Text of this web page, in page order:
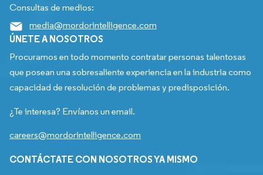
Consultas de medios:
media@mordorintelligence.com
ÚNETE A NOSOTROS
Procuramos en todo momento contratar personas talentosas
que posean una sobresaliente experiencia en la industria como
capacidad de resolución de problemas y predisposición.
¿Te interesa? Envíanos un email.
careers@mordorintelligence.com
CONTÁCTATE CON NOSOTROS YA MISMO